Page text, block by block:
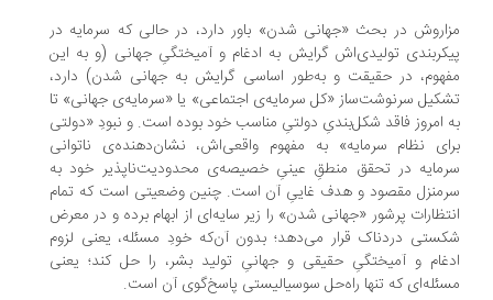
در بحث «جهانى شدن» باور دارد، در حالى که سرمایه در
تولیدى‌اش گرایش به ادغام و آمیختگىِ جهانى (و به این
در حقیقت و به‌طور اساسى گرایش به جهانى شدن) دارد،
سرنوشت‌ساز «کل سرمایه‌ى اجتماعى» یا «سرمایه‌ى جهانى» تا
امروز فاقد شکل‌بندىِ دولتىِ مناسب خود بوده است. و نبودِ «دولتى
نظام سرمایه» به مفهوم واقعى‌اش، نشان‌دهنده‌ى ناتوانى
در تحقق منطقِ عینىِ خصیصه‌ى محدودیت‌ناپذیر خود به
مقصود و هدف غایىِ آن است. چنین وضعیتى است که تمام
پرشور «جهانى شدن» را زیر سایه‌اى از ابهام برده و در معرض
دردناک قرار مى‌دهد؛ بدون آن‌که خودِ مسئله، یعنى لزوم
و آمیختگىِ حقیقى و جهانىِ تولید بشر، را حل کند؛ یعنى
که تنها راه‌حل سوسیالیستى پاسخ‌گوى آن است.